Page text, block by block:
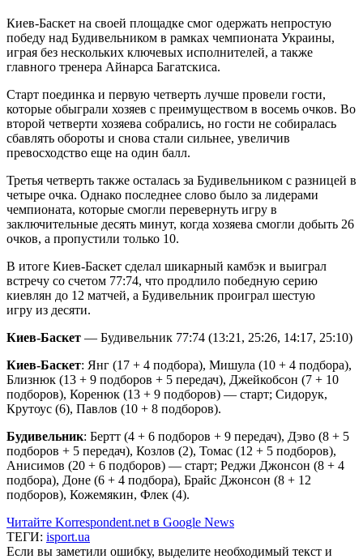
Киев-Баскет на своей площадке смог одержать непростую
победу над Будивельником в рамках чемпионата Украины,
играя без нескольких ключевых исполнителей, а также
главного тренера Айнарса Багатскиса.
Старт поединка и первую четверть лучше провели гости,
которые обыграли хозяев с преимуществом в восемь очков. Во
второй четверти хозяева собрались, но гости не собиралась
сбавлять обороты и снова стали сильнее, увеличив
превосходство еще на один балл.
Третья четверть также осталась за Будивельником с разницей в
четыре очка. Однако последнее слово было за лидерами
чемпионата, которые смогли перевернуть игру в
заключительные десять минут, когда хозяева смогли добыть 26
очков, а пропустили только 10.
В итоге Киев-Баскет сделал шикарный камбэк и выиграл
встречу со счетом 77:74, что продлило победную серию
киевлян до 12 матчей, а Будивельник проиграл шестую
игру из десяти.
Киев-Баскет — Будивельник 77:74 (13:21, 25:26, 14:17, 25:10)
Киев-Баскет: Янг (17 + 4 подбора), Мишула (10 + 4 подбора),
Близнюк (13 + 9 подборов + 5 передач), Джейкобсон (7 + 10
подборов), Коренюк (13 + 9 подборов) — старт; Сидорук,
Крутоус (6), Павлов (10 + 8 подборов).
Будивельник: Бертт (4 + 6 подборов + 9 передач), Дэво (8 + 5
подборов + 5 передач), Козлов (2), Томас (12 + 5 подборов),
Анисимов (20 + 6 подборов) — старт; Реджи Джонсон (8 + 4
подбора), Доне (6 + 4 подбора), Брайс Джонсон (8 + 12
подборов), Кожемякин, Флек (4).
Читайте Korrespondent.net в Google News
ТЕГИ: isport.ua
Если вы заметили ошибку, выделите необходимый текст и